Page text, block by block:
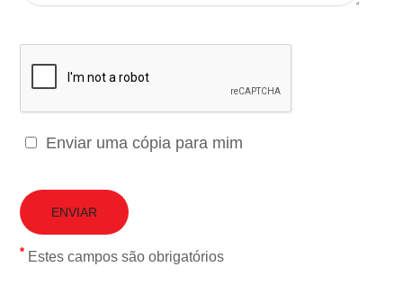
Enviar uma cópia para mim
* Estes campos são obrigatórios